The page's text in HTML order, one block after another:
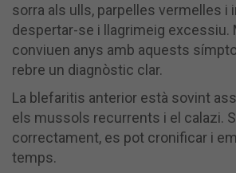
sorra als ulls, parpelles vermelles i
despertar-se i llagrimeig excessiu.
conviuen anys amb aquests
rebre un diagnòstic clar.
La blefaritis anterior està sovint
els mussols recurrents i el calazi.
correctament, es pot cronificar i
temps.